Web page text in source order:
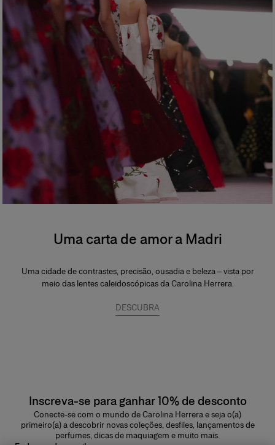
Uma carta de amor a Madri
Uma cidade de contrastes, precisão, ousadia e beleza – vista por
meio das lentes caleidoscópicas da Carolina Herrera.
DESCUBRA
Inscreva-se para ganhar 10% de desconto
Conecte-se com o mundo de Carolina Herrera e seja o(a)
primeiro(a) a descobrir novas coleções, desfiles, lançamentos de
perfumes, dicas de maquiagem e muito mais.